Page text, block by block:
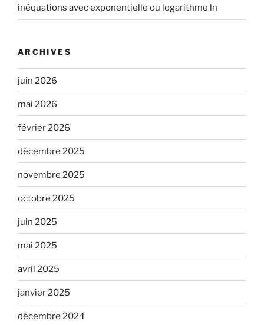
inéquations avec exponentielle ou logarithme ln
ARCHIVES
juin 2026
mai 2026
février 2026
décembre 2025
novembre 2025
octobre 2025
juin 2025
mai 2025
avril 2025
janvier 2025
décembre 2024